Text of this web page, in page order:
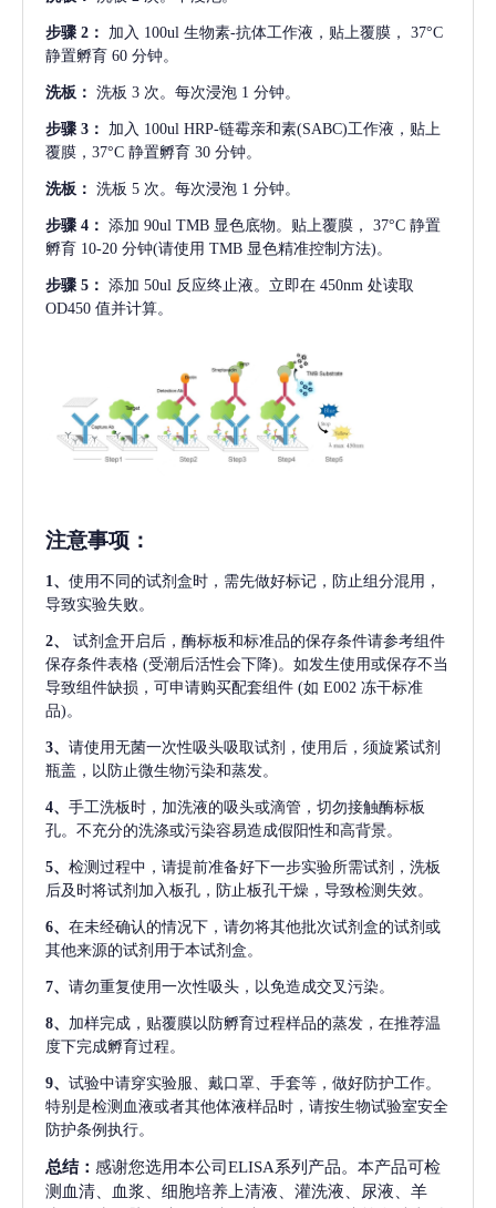
步骤 2： 加入 100ul 生物素-抗体工作液，贴上覆膜， 37°C
静置孵育 60 分钟。
洗板： 洗板 3 次。每次浸泡 1 分钟。
步骤 3： 加入 100ul HRP-链霉亲和素(SABC)工作液，贴上
覆膜，37°C 静置孵育 30 分钟。
洗板： 洗板 5 次。每次浸泡 1 分钟。
步骤 4： 添加 90ul TMB 显色底物。贴上覆膜， 37°C 静置
孵育 10-20 分钟(请使用 TMB 显色精准控制方法)。
步骤 5： 添加 50ul 反应终止液。立即在 450nm 处读取
OD450 值并计算。
注意事项 ：
1、 使用不同的试剂盒时，需先做好标记，防止组分混用，
导致实验失败。
2、
试剂盒开启后，酶标板和标准品的保存条件请参考组件
保存条件表格 (受潮后活性会下降)。如发生使用或保存不当
导致组件缺损，可申请购买配套组件 (如 E002 冻干标准
品)。
3、 请使用无菌一次性吸头吸取试剂，使用后，须旋紧试剂
瓶盖，以防止微生物污染和蒸发。
4、 手工洗板时，加洗液的吸头或滴管，切勿接触酶标板
孔。不充分的洗涤或污染容易造成假阳性和高背景。
5、 检测过程中，请提前准备好下一步实验所需试剂，洗板
后及时将试剂加入板孔，防止板孔干燥，导致检测失效。
6、 在未经确认的情况下，请勿将其他批次试剂盒的试剂或
其他来源的试剂用于本试剂盒。
7、 请勿重复使用一次性吸头，以免造成交叉污染。
8、 加样完成，贴覆膜以防孵育过程样品的蒸发，在推荐温
度下完成孵育过程。
9、 试验中请穿实验服、戴口罩、手套等，做好防护工作。
特别是检测血液或者其他体液样品时，请按生物试验室安全
防护条例执行。
总结： 感谢您选用本公司ELISA系列产品。本产品可检
测血清、血浆、细胞培养上清液、灌洗液、尿液、羊